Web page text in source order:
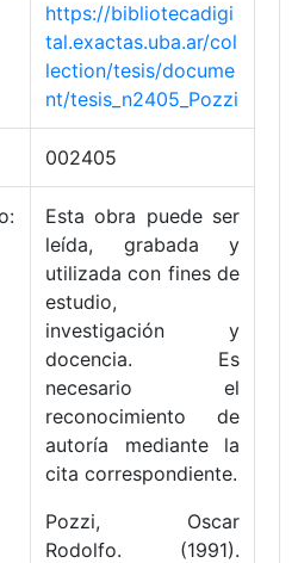
https://bibliotecadigi
tal.exactas.uba.ar/col
lection/tesis/docume
nt/tesis_n2405_Pozzi
002405
Esta obra puede ser
leída, grabada y
utilizada con fines de
estudio,
investigación y
docencia. Es
necesario el
reconocimiento de
autoría mediante la
cita correspondiente.
Pozzi, Oscar
Rodolfo. (1991).